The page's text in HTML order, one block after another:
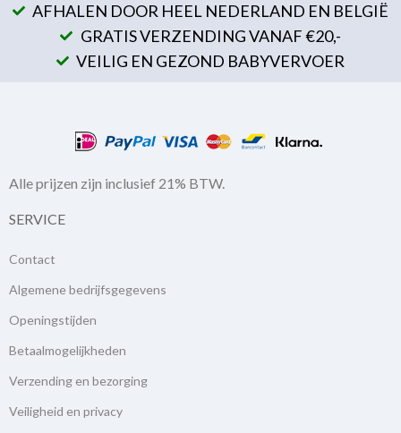
AFHALEN DOOR HEEL NEDERLAND EN BELGIË
GRATIS VERZENDING VANAF €20,-
VEILIG EN GEZOND BABYVERVOER
Alle prijzen zijn inclusief 21% BTW.
SERVICE
Contact
Algemene bedrijfsgegevens
Openingstijden
Betaalmogelijkheden
Verzending en bezorging
Veiligheid en privacy